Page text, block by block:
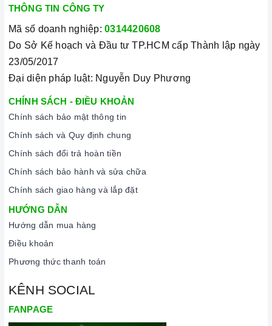
THÔNG TIN CÔNG TY
Mã số doanh nghiệp: 0314420608
Do Sở Kế hoạch và Đầu tư TP.HCM cấp Thành lập ngày
23/05/2017
Đại diện pháp luật: Nguyễn Duy Phương
CHÍNH SÁCH - ĐIỀU KHOẢN
Chính sách bảo mật thông tin
Chính sách và Quy định chung
Chính sách đổi trả hoàn tiền
Chính sách bảo hành và sửa chữa
Chính sách giao hàng và lắp đặt
HƯỚNG DẪN
Hướng dẫn mua hàng
Điều khoản
Phương thức thanh toán
KÊNH SOCIAL
FANPAGE